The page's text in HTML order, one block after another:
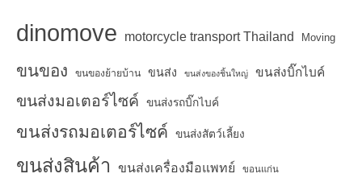
dinomove motorcycle transport Thailand Moving
ขนของ ขนของย้ายบ้าน ขนส่ง ขนส่งของชิ้นใหญ่ ขนส่งบิ๊กไบค์
ขนส่งมอเตอร์ไซค์ ขนส่งรถบิ๊กไบค์
ขนส่งรถมอเตอร์ไซค์ ขนส่งสัตว์เลี้ยง
ขนส่งสินค้า ขนส่งเครื่องมือแพทย์ ขอนแก่น